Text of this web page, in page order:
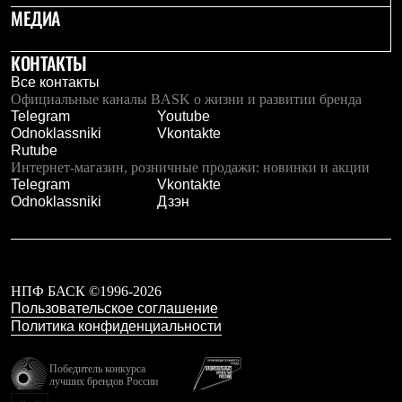
PEAK
ЗА ПОЛЯРНЫМ КРУГОМ
BASK kids
CITY
BASK juno
ИДЁМ В ПОХОД
Дневник капитана
Каталог дилеров
Компания
Баск сегодня
История
Команда Баск
Сотрудничество
Дилерам
Корпоративным клиентам
Услуги
МЕДИА
КОНТАКТЫ
Все контакты
Официальные каналы BASK о жизни и развитии бренда
Telegram
Youtube
Odnoklassniki
Vkontakte
Rutube
Интернет-магазин, розничные продажи: новинки и акции
Telegram
Vkontakte
Odnoklassniki
Дзэн
НПФ БАСК ©1996-2026
Пользовательское соглашение
Политика конфиденциальности
Победитель конкурса
лучших брендов России